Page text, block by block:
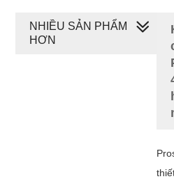
NHIỀU SẢN PHẨM
HƠN